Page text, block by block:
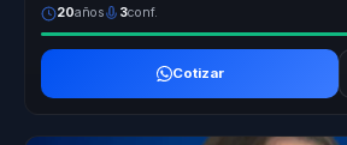
20años 3conf.
Cotizar